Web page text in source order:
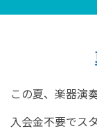
この夏、楽器演
入会金不要でス